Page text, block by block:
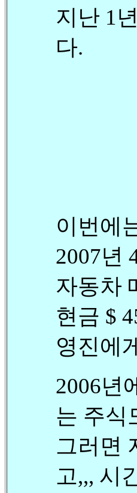
지난 1
다.
이번에
2007년
자동차
현금 $
영진에
2006년
는 주식
그러면
고,,, 시